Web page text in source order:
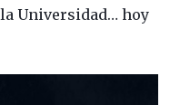
Universidad… hoy